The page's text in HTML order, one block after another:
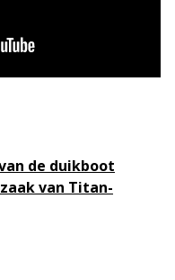
de duikboot
van Titan-